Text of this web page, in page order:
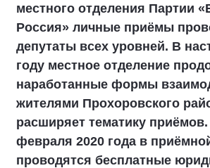
местного отделения Партии
Россия» личные приёмы
депутаты всех уровней. В
году местное отделение
наработанные формы
жителями Прохоровского
расширяет тематику приёмов.
февраля 2020 года в
проводятся бесплатные